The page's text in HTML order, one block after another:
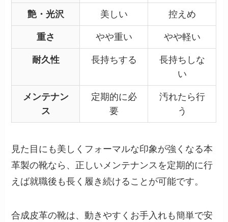
艶・光沢 美しい 控えめ
重さ やや重い やや軽い
耐久性 長持ちする
長持ちしな
い
メンテナン
ス
定期的に必
要
汚れたら行
う
見た目にも美しくフォーマルな印象が強くなる本
革製の靴なら、正しいメンテナンスを定期的に行
えば就職後も長く履き続けることが可能です。
合成皮革の靴は、動きやすくお手入れも簡単で安